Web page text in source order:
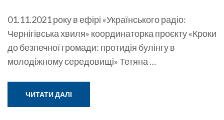
01.11.2021 року в ефірі «Українського радіо:
Чернігівська хвиля» координаторка проєкту «Кроки
до безпечної громади: протидія булінгу в
молодіжному середовищі» Тетяна …
ЧИТАТИ ДАЛІ